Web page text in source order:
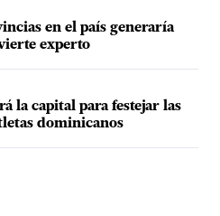
en el país generaría
experto
la capital para festejar las
dominicanos